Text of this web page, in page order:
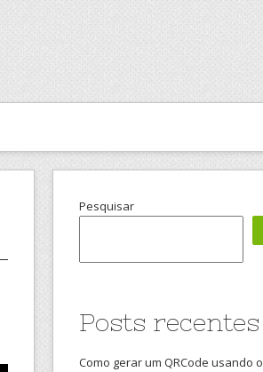
Pesquisar
Posts recentes
Como gerar um QRCode usando o